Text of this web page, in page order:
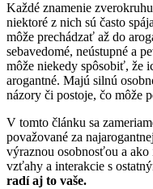
Každé znamenie
niektoré z nich sú často
môže prechádzať až do
sebavedomé, neústupné a
môže niekedy spôsobiť, že
arogantné. Majú silnú
názory či postoje, čo môže
V tomto článku sa
považované za
výraznou osobnosťou a
vzťahy a interakcie s
radí aj to vaše.